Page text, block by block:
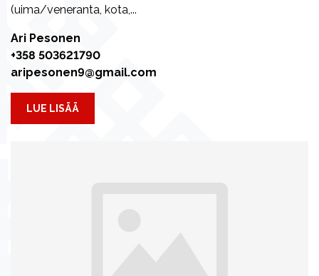
(uima/veneranta, kota,...
Ari Pesonen
+358 503621790
aripesonen9@gmail.com
LUE LISÄÄ